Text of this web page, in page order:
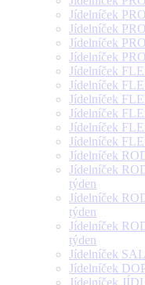
Jídelníček
Jídelníček
Jídelníček
Jídelníček
Jídelníček
Jídelníček
Jídelníček
Jídelníček
Jídelníček
Jídelníček
Jídelníček
Jídelníček
týden
Jídelníček
týden
Jídelníček
týden
Jídelníček
Jídelníček
Jídelníček